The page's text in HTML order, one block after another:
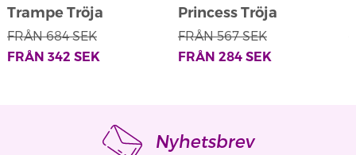
Trampe Tröja
FRÅN 684SEK
FRÅN 342 SEK
Princess Tröja
FRÅN 567SEK
FRÅN 284SEK
Nyhetsbrev